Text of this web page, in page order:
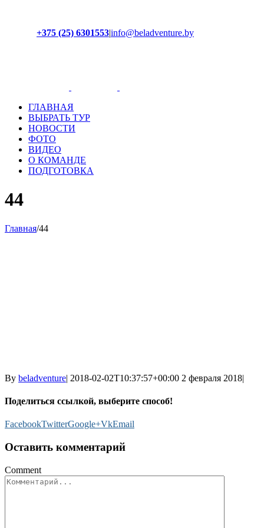
+375 (25) 6301553|info@beladventure.by
ГЛАВНАЯ
ВЫБРАТЬ ТУР
НОВОСТИ
ФОТО
ВИДЕО
О КОМАНДЕ
ПОДГОТОВКА
44
Главная/44
By beladventure| 2018-02-02T10:37:57+00:00 2 февраля 2018|
Поделиться ссылкой, выберите способ!
FacebookTwitterGoogle+VkEmail
Оставить комментарий
Comment